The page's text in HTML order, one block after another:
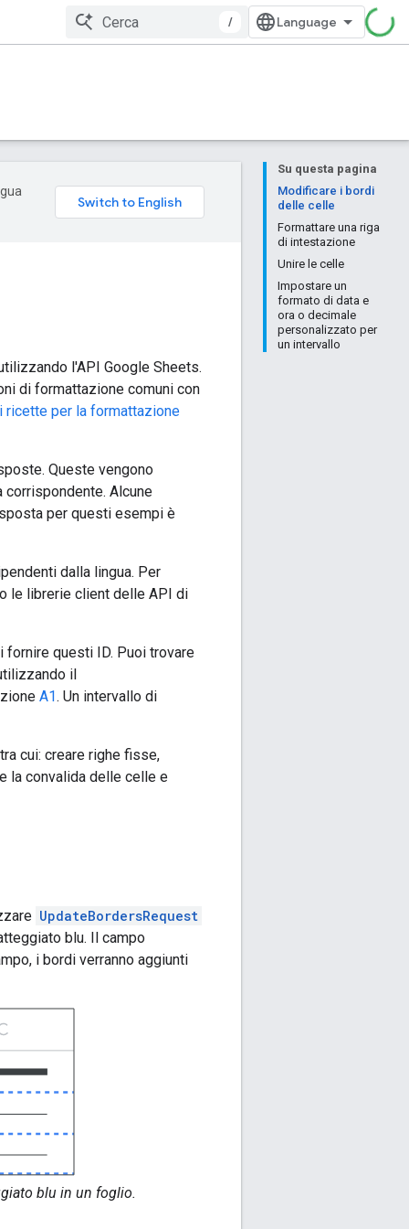
/
Su questa pagina
Modificare i bordi
delle celle
Formattare una riga
di intestazione
Unire le celle
Impostare un
formato di data e
ora o decimale
personalizzato per
un intervallo
l'API Google Sheets.
di formattazione comuni con
ricette per la formattazione
Queste vengono
Alcune
per questi esempi è
dalla lingua. Per
le librerie client delle API di
fornire questi ID. Puoi trovare
il
A1. Un intervallo di
cui: creare righe fisse,
la convalida delle celle e
UpdateBordersRequest
blu. Il campo
i bordi verranno aggiunti
blu in un foglio.